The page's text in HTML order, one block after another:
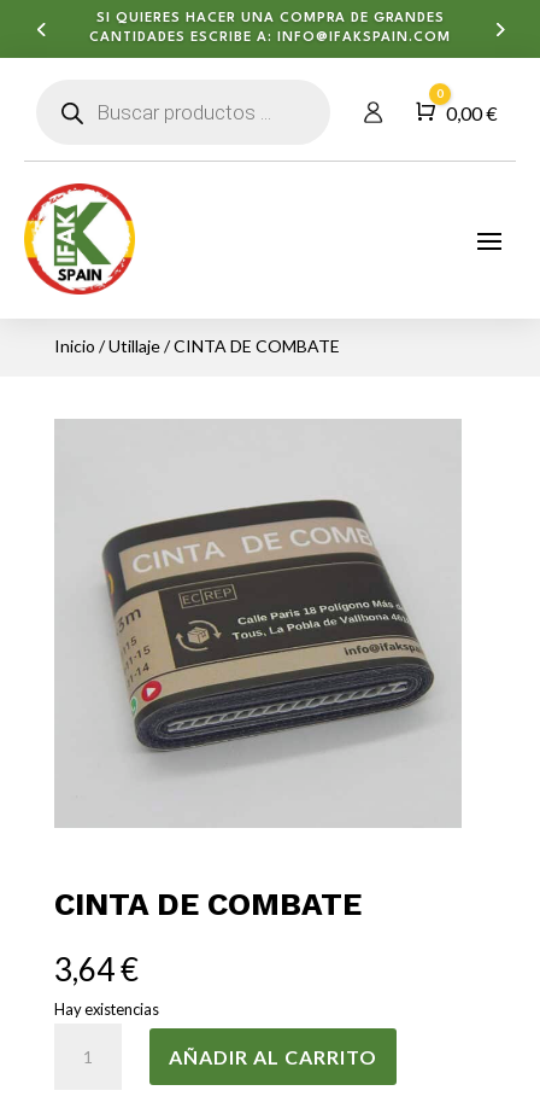
SI QUIERES HACER UNA COMPRA DE GRANDES
CANTIDADES ESCRIBE A:
INFO@IFAKSPAIN.COM
productos
Carro
0
0,00€
Inicio /Utillaje/ CINTA DE COMBATE
CINTA DE COMBATE
3,64€
Hay existencias
AÑADIR AL CARRITO